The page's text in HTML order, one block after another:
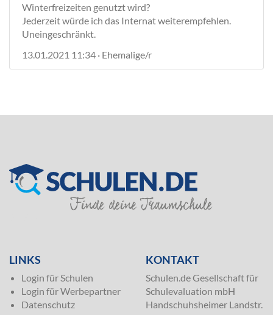
Winterfreizeiten genutzt wird?
Jederzeit würde ich das Internat weiterempfehlen.
Uneingeschränkt.
13.01.2021 11:34 · Ehemalige/r
LINKS
Login für Schulen
Login für Werbepartner
Datenschutz
KONTAKT
Schulen.de Gesellschaft für
Schulevaluation mbH
Handschuhsheimer Landstr.